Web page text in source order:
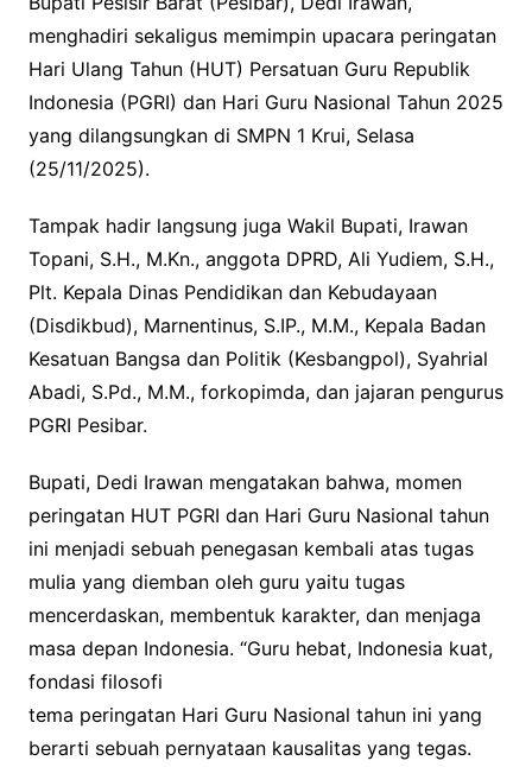
menghadiri sekaligus memimpin upacara peringatan
Hari Ulang Tahun (HUT) Persatuan Guru Republik
Indonesia (PGRI) dan Hari Guru Nasional Tahun 2025
yang dilangsungkan di SMPN 1 Krui, Selasa
(25/11/2025).
Tampak hadir langsung juga Wakil Bupati, Irawan
Topani, S.H., M.Kn., anggota DPRD, Ali Yudiem, S.H.,
Plt. Kepala Dinas Pendidikan dan Kebudayaan
(Disdikbud), Marnentinus, S.IP., M.M., Kepala Badan
Kesatuan Bangsa dan Politik (Kesbangpol), Syahrial
Abadi, S.Pd., M.M., forkopimda, dan jajaran pengurus
PGRI Pesibar.
Bupati, Dedi Irawan mengatakan bahwa, momen
peringatan HUT PGRI dan Hari Guru Nasional tahun
ini menjadi sebuah penegasan kembali atas tugas
mulia yang diemban oleh guru yaitu tugas
mencerdaskan, membentuk karakter, dan menjaga
masa depan Indonesia. “Guru hebat, Indonesia kuat,
fondasi filosofi
tema peringatan Hari Guru Nasional tahun ini yang
berarti sebuah pernyataan kausalitas yang tegas.